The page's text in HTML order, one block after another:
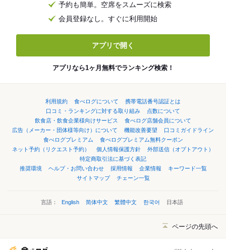
予約も簡単。空席をスムーズに検索
会員登録なし。すぐに利用開始
アプリで開く
アプリなら1ヶ月無料でランキング検索！
利用規約 食べログについて
携帯電話番号認証とは
口コミ・ランキングに対する取り組み
点数について
飲食店・飲食企業様向けサービス
食べログ店舗会員について
広告（メーカー・団体様等向け）について
機能改善要望
口コミガイドライン
食べログプレミアム
食べログプレミアム無料クーポン
ネット予約（リクエスト予約）
個人情報保護方針
外部送信（オプトアウト）
特定商取引法に基づく表記
推奨環境
ヘルプ・お問い合わせ 採用情報 企業情報
キーワード一覧
サイトマップ
チェーン一覧
言語： English 简体中文 繁體中文 한국어 日本語
ページの先頭へ